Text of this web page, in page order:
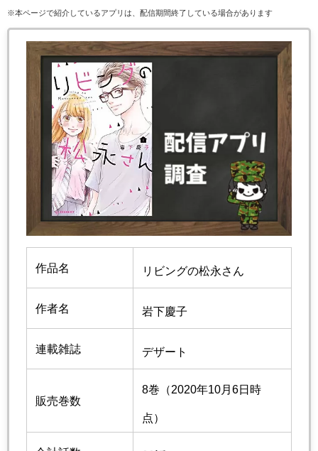
※本ページで紹介しているアプリは、配信期間終了している場合があります
作品名 リビングの松永さん
作者名 岩下慶子
連載雑誌 デザート
販売巻数
8巻（2020年10月6日時
点）